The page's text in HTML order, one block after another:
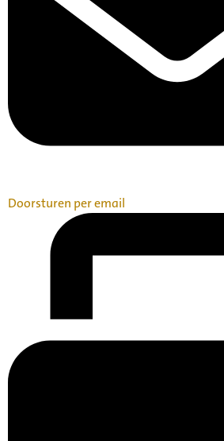
Doorsturen per email